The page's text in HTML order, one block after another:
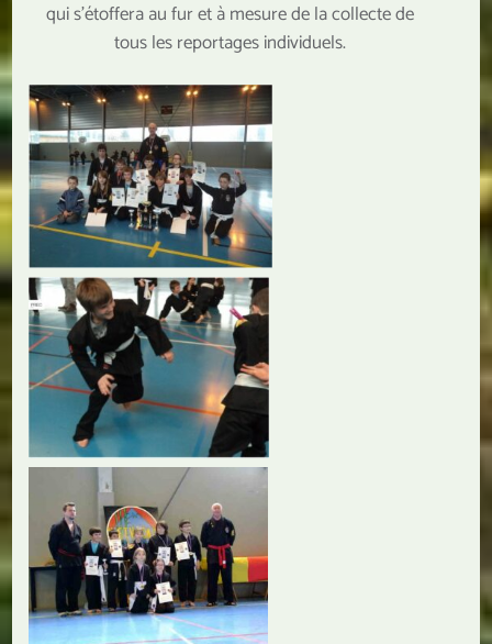
qui s’étoffera au fur et à mesure de la collecte de
tous les reportages individuels.